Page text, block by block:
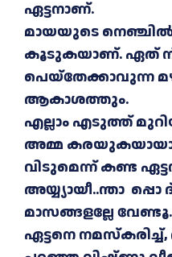
ഏട്ടനാണ്.
മായയുടെ
കൂടുകയാണ്. ഏത്
പെയ്തേക്കാവുന്ന
ആകാശത്തും.
എല്ലാം എടുത്ത്
അമ്മ
വിടുമെന്ന് കണ്ട
അയ്യ്യായീ..ന്താ
മാസങ്ങളല്ലേ
ഏട്ടനെ